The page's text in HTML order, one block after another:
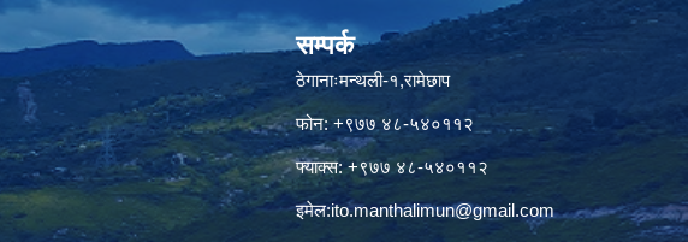
सम्पर्क
ठेगानाःमन्थली-१,रामेछाप
फोन: +९७७ ४८-५४०११२
फ्याक्स: +९७७ ४८-५४०११२
इमेल:ito.manthalimun@gmail.com